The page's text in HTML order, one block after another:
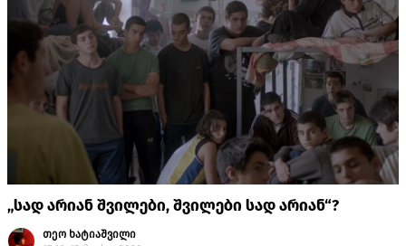
„სად არიან შვილები, შვილები სად არიან“?
თეო ხატიაშვილი